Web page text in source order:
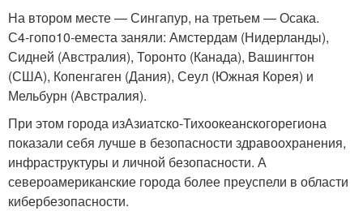
На втором месте — Сингапур, на третьем — Осака.
С4-гопо10-еместа заняли: Амстердам (Нидерланды),
Сидней (Австралия), Торонто (Канада), Вашингтон
(США), Копенгаген (Дания), Сеул (Южная Корея) и
Мельбурн (Австралия).
При этом города изАзиатско-Тихоокеанскогорегиона
показали себя лучше в безопасности здравоохранения,
инфраструктуры и личной безопасности. А
североамериканские города более преуспели в области
кибербезопасности.